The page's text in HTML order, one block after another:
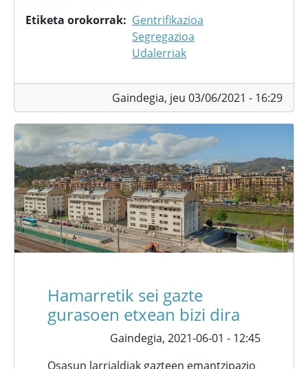
Etiketa orokorrak
Gentrifikazioa
Segregazioa
Udalerriak
Gaindegia, jeu 03/06/2021 - 16:29
Hamarretik sei gazte
gurasoen etxean bizi dira
Gaindegia, 2021-06-01 - 12:45
Osasun larrialdiak gazteen emantzipazio